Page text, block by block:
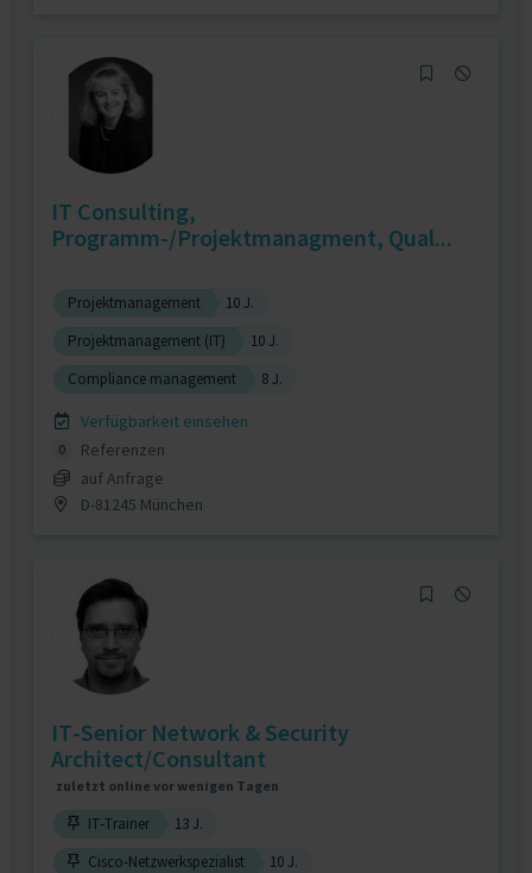
IT Consulting,
Programm-/Projektmanagment, Qual...
Projektmanagement
10 J.
Projektmanagement (IT)
10 J.
Compliance management
8 J.
Verfügbarkeit einsehen
0
Referenzen
auf Anfrage
D-81245 München
IT-Senior Network & Security
Architect/Consultant
zuletzt online vor wenigen Tagen
IT-Trainer
13 J.
Cisco-Netzwerkspezialist
10 J.